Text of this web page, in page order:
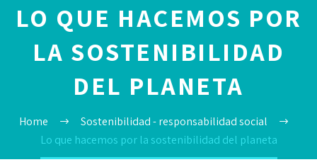
LO QUE HACEMOS POR
LA SOSTENIBILIDAD
DEL PLANETA
Home
Sostenibilidad - responsabilidad social
Lo que hacemos por la sostenibilidad del planeta